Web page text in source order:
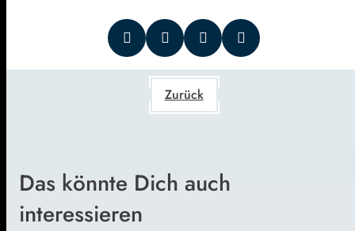
Zurück
Das könnte Dich auch
interessieren